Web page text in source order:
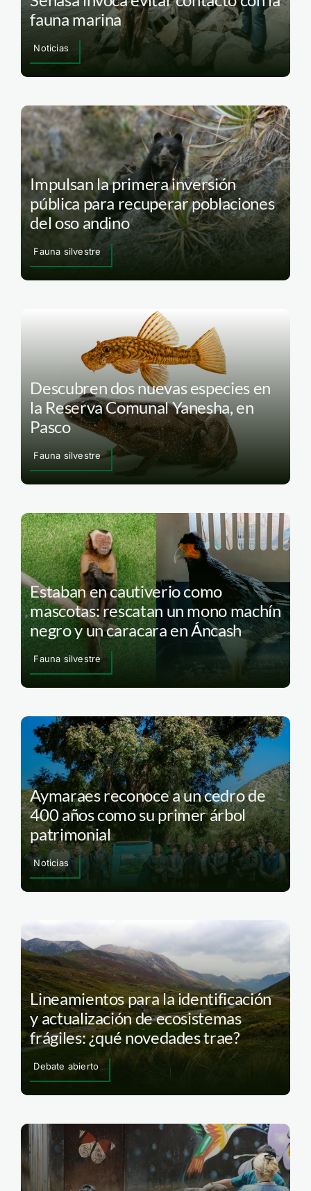
fauna marina
Noticias
Impulsan la primera inversión
pública para recuperar poblaciones
del oso andino
Fauna silvestre
Descubren dos nuevas especies en
la Reserva Comunal Yanesha, en
Pasco
Fauna silvestre
Estaban en cautiverio como
mascotas: rescatan un mono machín
negro y un caracara en Áncash
Fauna silvestre
Aymaraes reconoce a un cedro de
400 años como su primer árbol
patrimonial
Noticias
Lineamientos para la identificación
y actualización de ecosistemas
frágiles: ¿qué novedades trae?
Debate abierto